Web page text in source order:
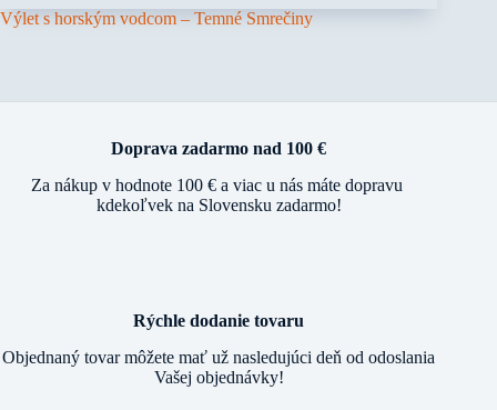
Výlet s horským vodcom – Temné Smrečiny
Doprava zadarmo nad 100 €
Za nákup v hodnote 100 € a viac u nás máte dopravu
kdekoľvek na Slovensku zadarmo!
Rýchle dodanie tovaru
Objednaný tovar môžete mať už nasledujúci deň od odoslania
Vašej objednávky!